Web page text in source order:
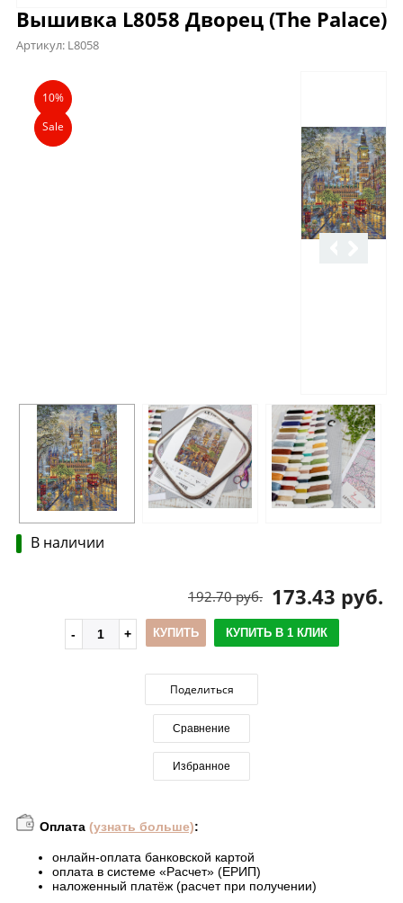
Вышивка L8058 Дворец (The Palace)
Артикул: L8058
Описание
10%
Sale
В наличии
173.43 руб.
192.70 руб.
КУПИТЬ КУПИТЬ В 1 КЛИК
Поделиться
Сравнение
Избранное
Оплата (узнать больше):
онлайн-оплата банковской картой
оплата в системе «Расчет» (ЕРИП)
наложенный платёж (расчет при получении)